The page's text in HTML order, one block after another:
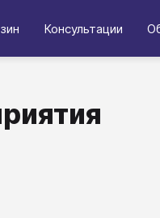
Консультации